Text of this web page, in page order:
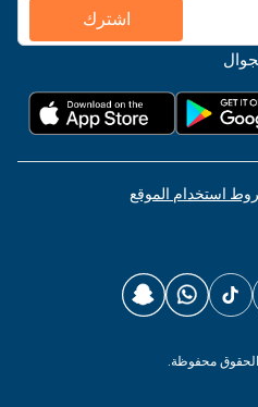
اشترك
استخدام الموقع